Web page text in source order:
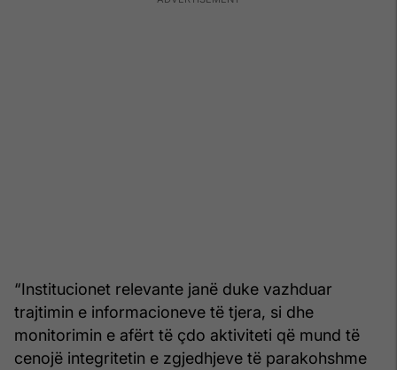
“Institucionet relevante janë duke vazhduar
trajtimin e informacioneve të tjera, si dhe
monitorimin e afërt të çdo aktiviteti që mund të
cenojë integritetin e zgjedhjeve të parakohshme